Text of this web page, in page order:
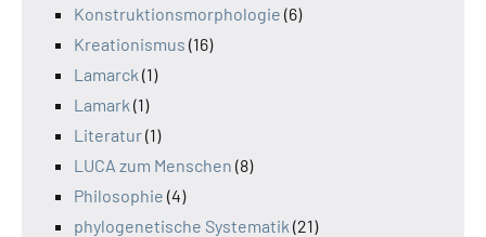
Konstruktionsmorphologie (6)
Kreationismus (16)
Lamarck (1)
Lamark (1)
Literatur(1)
LUCA zum Menschen (8)
Philosophie (4)
phylogenetische Systematik (21)